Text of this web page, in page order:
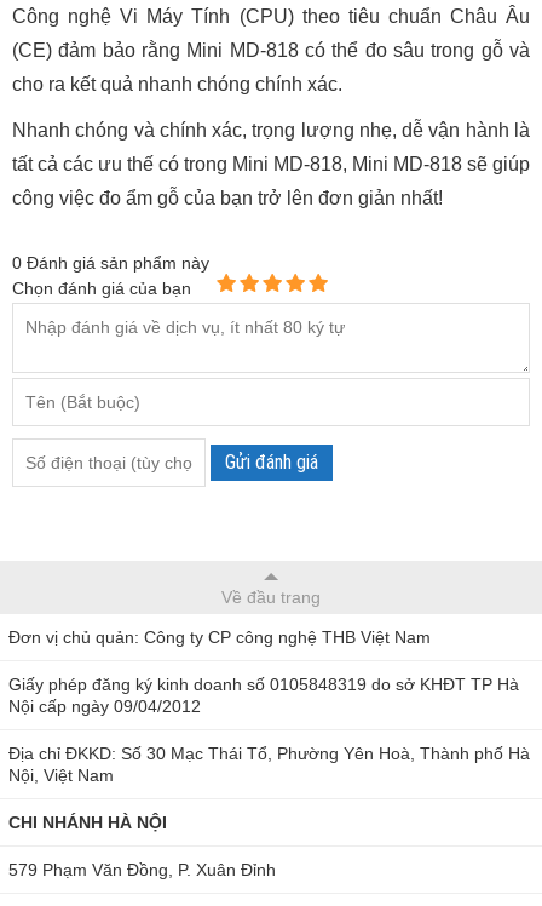
Công nghệ Vi Máy Tính (CPU) theo tiêu chuẩn Châu Âu
(CE) đảm bảo rằng Mini MD-818 có thể đo sâu trong gỗ và
cho ra kết quả nhanh chóng chính xác.
Nhanh chóng và chính xác, trọng lượng nhẹ, dễ vận hành là
tất cả các ưu thế có trong Mini MD-818, Mini MD-818 sẽ giúp
công việc đo ẩm gỗ của bạn trở lên đơn giản nhất!
0 Đánh giá sản phẩm này
Chọn đánh giá của bạn
Gửi đánh giá
Về đầu trang
Đơn vị chủ quản: Công ty CP công nghệ THB Việt Nam
Giấy phép đăng ký kinh doanh số 0105848319 do sở KHĐT TP Hà
Nội cấp ngày 09/04/2012
Địa chỉ ĐKKD: Số 30 Mạc Thái Tổ, Phường Yên Hoà, Thành phố Hà
Nội, Việt Nam
CHI NHÁNH HÀ NỘI
579 Phạm Văn Đồng, P. Xuân Đỉnh